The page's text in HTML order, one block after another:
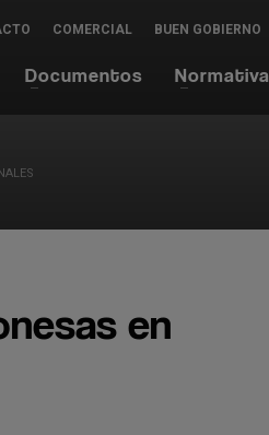
COMERCIAL BUEN GOBIERNO
Documentos Normativa
en